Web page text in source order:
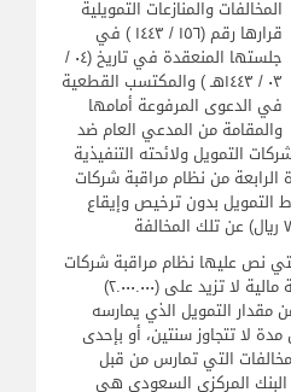
المخالفات والمنازعات التمويلية
قرارها رقم (۱٥٦ / ۱٤٤۳ ) في
جلستها المنعقدة في تاريخ (۰٤ /
۰۳ / ۱٤٤۳هـ ) والمكتسب القطعية
في الدعوى المرفوعة أمامها
والمقامة من المدعي العام ضد
التمويل ولائحته التنفيذية
الرابعة من نظام مراقبة شركات
التمويل بدون ترخيص وإيقاع
نص عليها نظام مراقبة شركات
التمويل تصل إلى إيقاع غرامة مالية لا تزيد على (۲.۰۰۰.۰۰۰)
أو بنسبة (۱۰%) من مقدار التمويل الذي يمارسه
لا تتجاوز سنتين، أو بإحدى
التي تمارس من قبل
المركزي السعودي هي